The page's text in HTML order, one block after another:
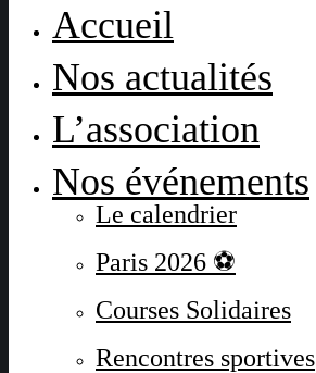
Accueil
Nos actualités
L’association
Nos événements
Le calendrier
Paris 2026 ⚽
Courses Solidaires
Rencontres sportives